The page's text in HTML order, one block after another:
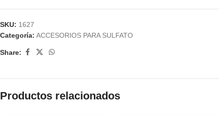
SKU: 1627
Categoría: ACCESORIOS PARA SULFATO
Share:
Productos relacionados